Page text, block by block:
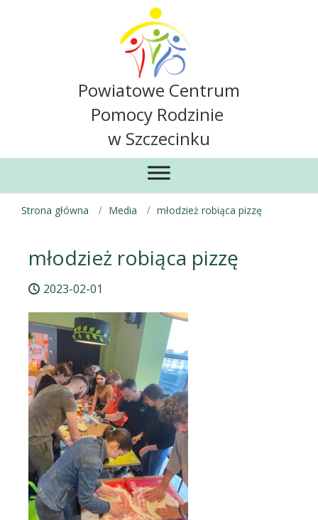
Powiatowe Centrum
Pomocy Rodzinie
w Szczecinku
Strona główna Media młodzież robiąca pizzę
młodzież robiąca pizzę
2023-02-01